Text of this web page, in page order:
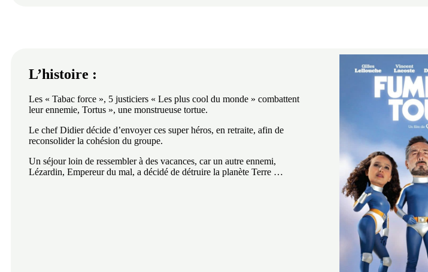
L’histoire :
Les « Tabac force », 5 justiciers « Les plus cool du monde » combattent
leur ennemie, Tortus », une monstrueuse tortue.
Le chef Didier décide d’envoyer ces super héros, en retraite, afin de
reconsolider la cohésion du groupe.
Un séjour loin de ressembler à des vacances, car un autre ennemi,
Lézardin, Empereur du mal, a décidé de détruire la planète Terre …